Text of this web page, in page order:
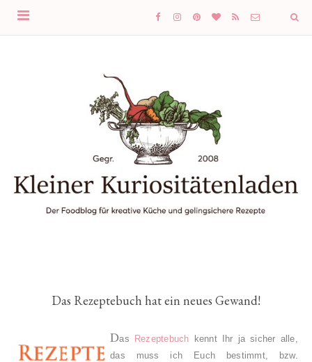
Das Rezeptebuch hat ein neues Gewand!
Das Rezeptebuch kennt Ihr ja sicher alle,
das muss ich Euch bestimmt, bzw.